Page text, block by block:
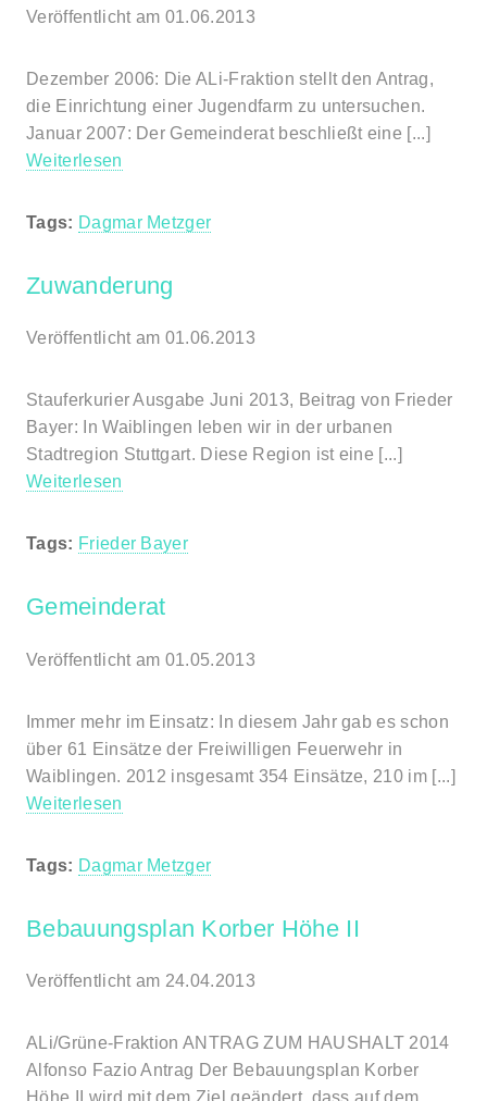
Veröffentlicht am 01.06.2013
Dezember 2006: Die ALi-Fraktion stellt den Antrag,
die Einrichtung einer Jugendfarm zu untersuchen.
Januar 2007: Der Gemeinderat beschließt eine [...]
Weiterlesen
Tags: Dagmar Metzger
Zuwanderung
Veröffentlicht am 01.06.2013
Stauferkurier Ausgabe Juni 2013, Beitrag von Frieder
Bayer: In Waiblingen leben wir in der urbanen
Stadtregion Stuttgart. Diese Region ist eine [...]
Weiterlesen
Tags: Frieder Bayer
Gemeinderat
Veröffentlicht am 01.05.2013
Immer mehr im Einsatz: In diesem Jahr gab es schon
über 61 Einsätze der Freiwilligen Feuerwehr in
Waiblingen. 2012 insgesamt 354 Einsätze, 210 im [...]
Weiterlesen
Tags: Dagmar Metzger
Bebauungsplan Korber Höhe II
Veröffentlicht am 24.04.2013
ALi/Grüne-Fraktion ANTRAG ZUM HAUSHALT 2014
Alfonso Fazio Antrag Der Bebauungsplan Korber